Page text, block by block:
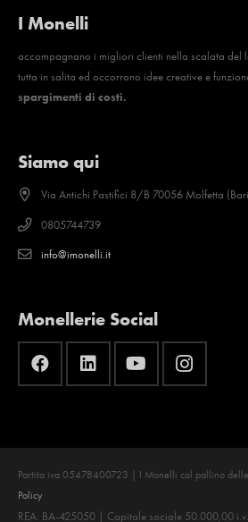
I Monelli
accompagnano i migliori clienti nella scalata del
tutta in salita ed occorrono idee creative e
spargimenti di costi.
Siamo qui
Via Antichi Pastifici 8/B 70056 Molfetta
0805744739
info@imonelli.it
Monellerie Social
Partita iva 05478400723 | I Monelli col pallino
Policy
REA: BA-425050 | Capitale sociale 50.000,00 i.v.